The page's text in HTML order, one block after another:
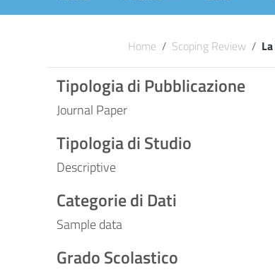
Home / Scoping Review /
Tipologia di Pubblicazione
Journal Paper
Tipologia di Studio
Descriptive
Categorie di Dati
Sample data
Grado Scolastico